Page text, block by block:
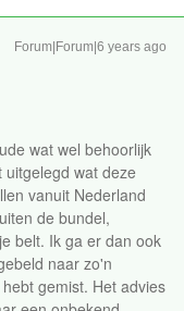
Forum|Forum|6 years ago
wat wel behoorlijk
uitgelegd wat deze
vanuit Nederland
de bundel,
belt. Ik ga er dan ook
naar zo'n
gemist. Het advies